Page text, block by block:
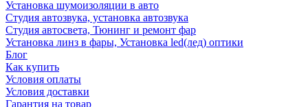
Установка шумоизоляции в авто
Студия автозвука, установка автозвука
Студия автосвета, Тюнинг и ремонт фар
Установка линз в фары, Установка led(лед) оптики
Блог
Как купить
Условия оплаты
Условия доставки
Гарантия на товар